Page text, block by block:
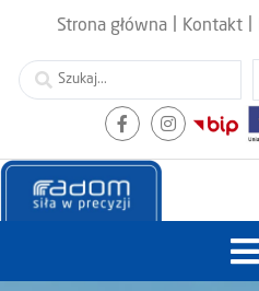
Strona główna Kontakt